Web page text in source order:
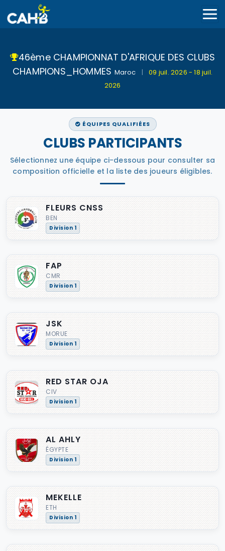
46ème CHAMPIONNAT D'AFRIQUE DES CLUBS
CHAMPIONS_HOMMES Maroc |
09 juil. 2026 - 18 juil.
2026
ÉQUIPES QUALIFIÉES
CLUBS PARTICIPANTS
Sélectionnez une équipe ci-dessous pour consulter sa
composition officielle et la liste des joueurs éligibles.
FLEURS CNSS
BEN
Division 1
FAP
CMR
Division 1
JSK
MORUE
Division 1
RED STAR OJA
CIV
Division 1
AL AHLY
ÉGYPTE
Division 1
MEKELLE
ETH
Division 1